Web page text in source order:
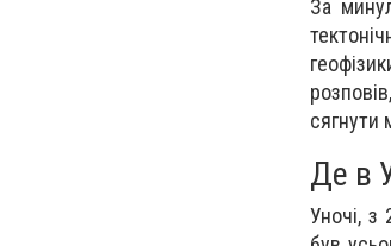
За
сягнути
Де в
Уночі, з